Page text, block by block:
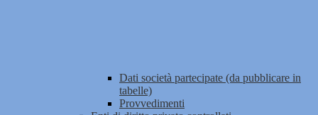
Dati società partecipate (da pubblicare in
tabelle)
Provvedimenti